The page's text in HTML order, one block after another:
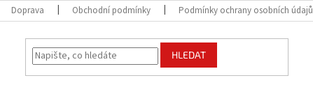
Doprava Obchodní podmínky Podmínky ochrany osobních údajů
HLEDAT